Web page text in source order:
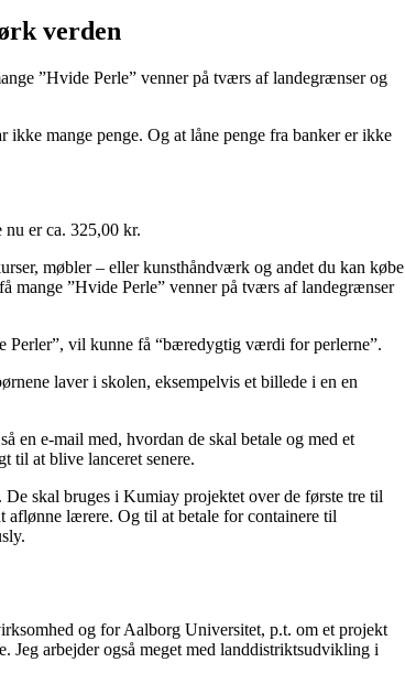
verden
”Hvide Perle” venner på tværs af landegrænser og
ikke mange penge. Og at låne penge fra banker er ikke
er ca. 325,00 kr.
møbler – eller kunsthåndværk og andet du kan købe
mange ”Hvide Perle” venner på tværs af landegrænser
Perler”, vil kunne få “bæredygtig værdi for perlerne”.
laver i skolen, eksempelvis et billede i en en
en e-mail med, hvordan de skal betale og med et
til at blive lanceret senere.
skal bruges i Kumiay projektet over de første tre til
lærere. Og til at betale for containere til
og for Aalborg Universitet, p.t. om et projekt
Jeg arbejder også meget med landdistriktsudvikling i